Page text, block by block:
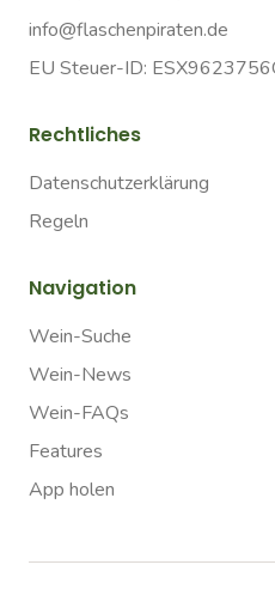
info@flaschenpiraten.de
EU Steuer-ID:
Rechtliches
Datenschutzerklärung
Regeln
Navigation
Wein-Suche
Wein-News
Wein-FAQs
Features
App holen